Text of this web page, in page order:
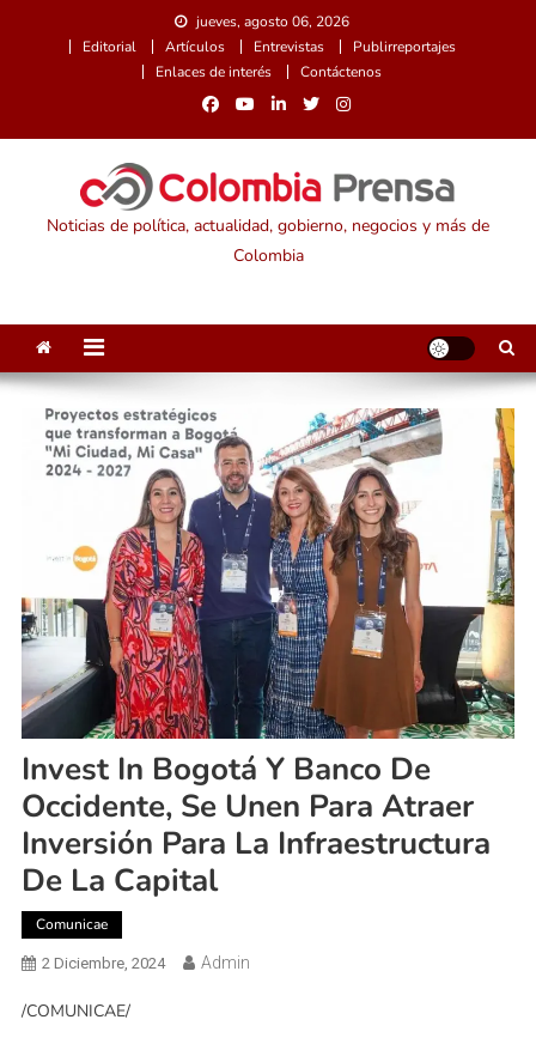
jueves, agosto 06, 2026
Editorial
Artículos Entrevistas
Publirreportajes
Enlaces de interés
Contáctenos
Noticias de política, actualidad, gobierno, negocios y más de
Colombia
Invest In Bogotá Y Banco De
Occidente, Se Unen Para Atraer
Inversión Para La Infraestructura
De La Capital
Comunicae
2 Diciembre, 2024 Admin
/COMUNICAE/